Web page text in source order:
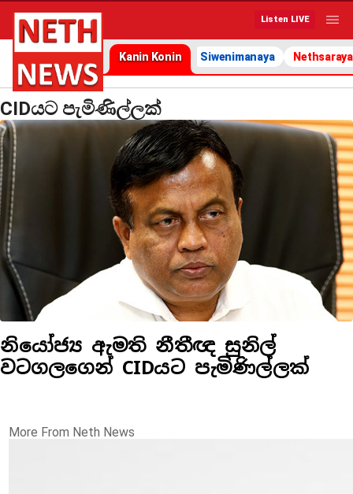
Listen LIVE
Kanin Konin Siwenimanaya Nethsaraya
CIDයට පැමිණිල්ලක්
නියෝජ්‍ය ඇමති නීතීඥ සුනිල්
වටගලගෙන් CIDයට පැමිණිල්ලක්
More From Neth News